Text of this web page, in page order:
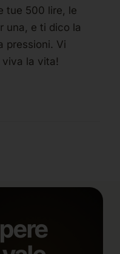
tue 500 lire, le
una, e ti dico la
pressioni. Vi
la vita!